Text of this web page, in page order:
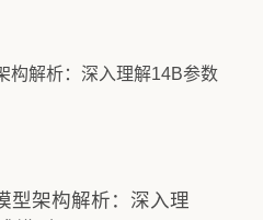
型架构解析：深入理